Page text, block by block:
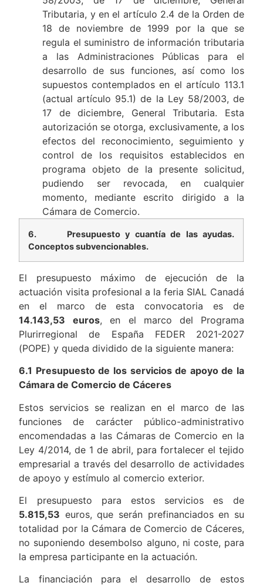
Tributaria, y en el artículo 2.4 de la Orden de
18 de noviembre de 1999 por la que se
regula el suministro de información tributaria
a las Administraciones Públicas para el
desarrollo de sus funciones, así como los
supuestos contemplados en el artículo 113.1
(actual artículo 95.1) de la Ley 58/2003, de
17 de diciembre, General Tributaria. Esta
autorización se otorga, exclusivamente, a los
efectos del reconocimiento, seguimiento y
control de los requisitos establecidos en
programa objeto de la presente solicitud,
pudiendo ser revocada, en cualquier
momento, mediante escrito dirigido a la
Cámara de Comercio.
6. Presupuesto y cuantía de las ayudas.
Conceptos subvencionables.
El presupuesto máximo de ejecución de la
actuación visita profesional a la feria SIAL Canadá
en el marco de esta convocatoria es de
14.143,53
euros, en el marco del Programa
Plurirregional de España FEDER 2021-2027
(POPE) y queda dividido de la siguiente manera:
6.1 Presupuesto de los servicios de apoyo de la
Cámara de Comercio de Cáceres
Estos servicios se realizan en el marco de las
funciones de carácter público-administrativo
encomendadas a las Cámaras de Comercio en la
Ley 4/2014, de 1 de abril, para fortalecer el tejido
empresarial a través del desarrollo de actividades
de apoyo y estímulo al comercio exterior.
El presupuesto para estos servicios es de
5.815,53 euros, que serán prefinanciados en su
totalidad por la Cámara de Comercio de Cáceres,
no suponiendo desembolso alguno, ni coste, para
la empresa participante en la actuación.
La financiación para el desarrollo de estos